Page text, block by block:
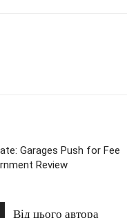
Garages Push for Fee
Review
Від цього автора